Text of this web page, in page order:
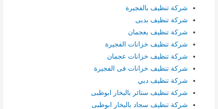
شركة تنظيف بالفجيرة
شركة تنظيف بدبى
شركة تنظيف بعجمان
شركة تنظيف خزانات الفجيرة
شركة تنظيف خزانات عجمان
شركة تنظيف خزانات فى الفجيرة
شركة تنظيف دبي
شركة تنظيف ستائر بالبخار ابوظبى
شركة تنظيف سجاد بالبخار ابوظبى